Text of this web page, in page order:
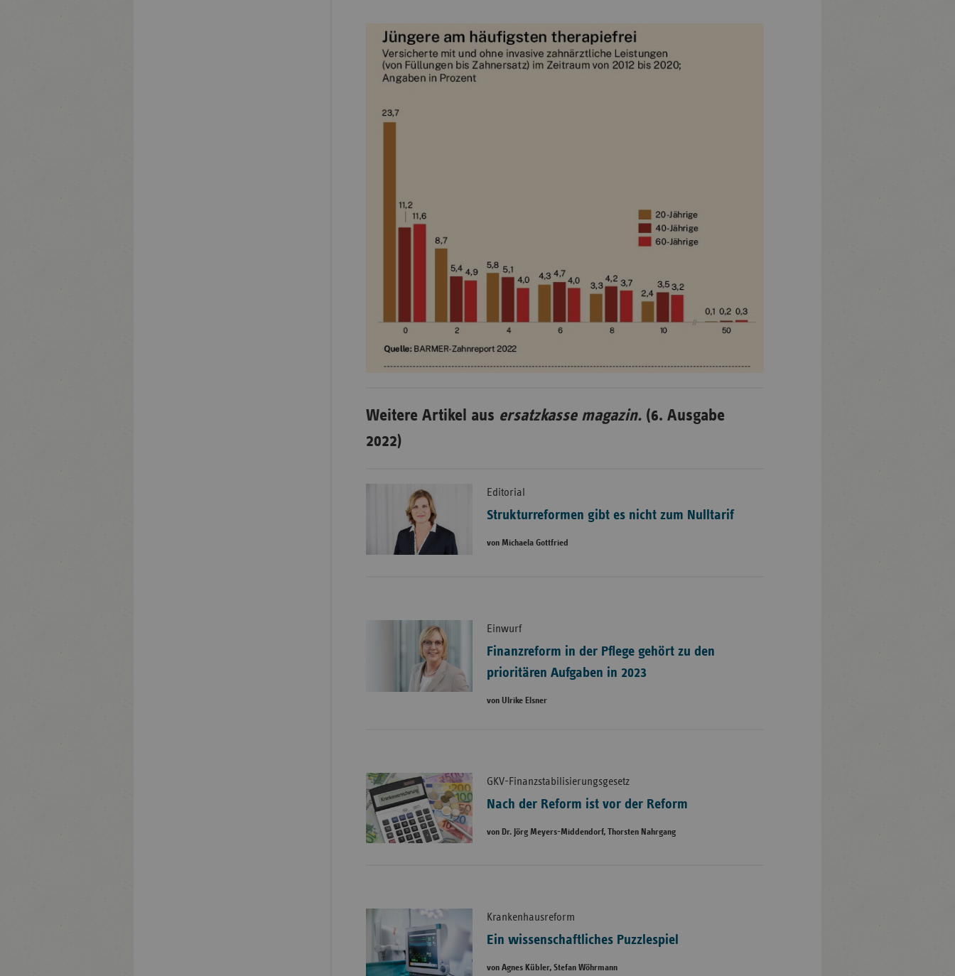
Weitere Artikel aus ersatzkasse magazin. (6. Ausgabe
2022)
Editorial
Strukturreformen gibt es nicht zum Nulltarif
von Michaela Gottfried
Einwurf
Finanzreform in der Pflege gehört zu den
prioritären Aufgaben in 2023
von Ulrike Elsner
GKV-Finanzstabilisierungsgesetz
Nach der Reform ist vor der Reform
von Dr. Jörg Meyers-Middendorf, Thorsten Nahrgang
Krankenhausreform
Ein wissenschaftliches Puzzlespiel
von Agnes Kübler, Stefan Wöhrmann